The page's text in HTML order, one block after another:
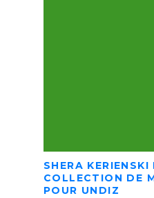
SHERA
COLLECTION DE
POUR UNDIZ